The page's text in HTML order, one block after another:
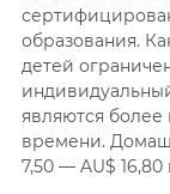
образования.
детей
являются более
времени.
7,50 — AU$ 16,80